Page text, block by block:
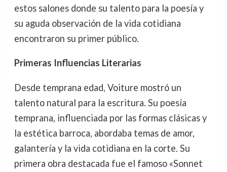
estos salones donde su talento para la poesía y
su aguda observación de la vida cotidiana
encontraron su primer público.
Primeras Influencias Literarias
Desde temprana edad, Voiture mostró un
talento natural para la escritura. Su poesía
temprana, influenciada por las formas clásicas y
la estética barroca, abordaba temas de amor,
galantería y la vida cotidiana en la corte. Su
primera obra destacada fue el famoso «Sonnet